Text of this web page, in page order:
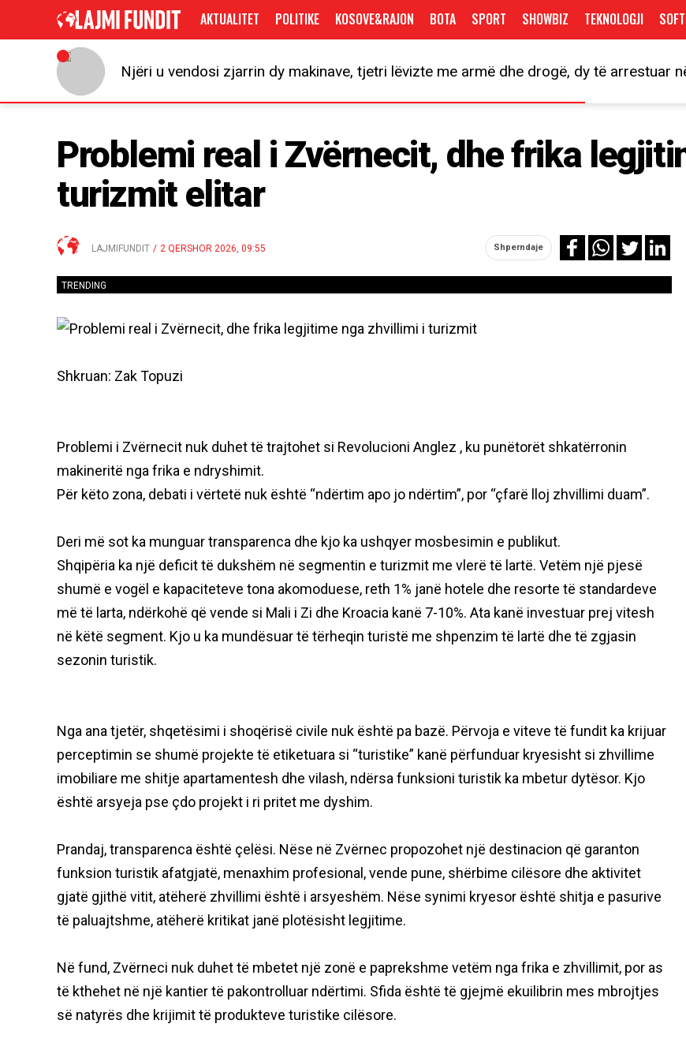
AKTUALITET POLITIKE KOSOVE&RAJON BOTA SPORT SHOWBIZ TEKNOLOGJI SOFT
Njëri u vendosi zjarrin dy makinave, tjetri lëvizte me armë dhe drogë, dy të arrestuar
Problemi real i Zvërnecit, dhe frika
turizmit elitar
LAJMIFUNDIT / 2 QERSHOR 2026, 09:55 Shperndaje
TRENDING
Shkruan: Zak Topuzi
Problemi i Zvërnecit nuk duhet të trajtohet si Revolucioni Anglez , ku punëtorët shkatërronin
makineritë nga frika e ndryshimit.
Për këto zona, debati i vërtetë nuk është “ndërtim apo jo ndërtim”, por “çfarë lloj zhvillimi duam”.
Deri më sot ka munguar transparenca dhe kjo ka ushqyer mosbesimin e publikut.
Shqipëria ka një deficit të dukshëm në segmentin e turizmit me vlerë të lartë. Vetëm një pjesë
shumë e vogël e kapaciteteve tona akomoduese, reth 1% janë hotele dhe resorte të standardeve
më të larta, ndërkohë që vende si Mali i Zi dhe Kroacia kanë 7-10%. Ata kanë investuar prej vitesh
në këtë segment. Kjo u ka mundësuar të tërheqin turistë me shpenzim të lartë dhe të zgjasin
sezonin turistik.
Nga ana tjetër, shqetësimi i shoqërisë civile nuk është pa bazë. Përvoja e viteve të fundit ka krijuar
perceptimin se shumë projekte të etiketuara si “turistike” kanë përfunduar kryesisht si zhvillime
imobiliare me shitje apartamentesh dhe vilash, ndërsa funksioni turistik ka mbetur dytësor. Kjo
është arsyeja pse çdo projekt i ri pritet me dyshim.
Prandaj, transparenca është çelësi. Nëse në Zvërnec propozohet një destinacion që garanton
funksion turistik afatgjatë, menaxhim profesional, vende pune, shërbime cilësore dhe aktivitet
gjatë gjithë vitit, atëherë zhvillimi është i arsyeshëm. Nëse synimi kryesor është shitja e pasurive
të paluajtshme, atëherë kritikat janë plotësisht legjitime.
Në fund, Zvërneci nuk duhet të mbetet një zonë e paprekshme vetëm nga frika e zhvillimit, por as
të kthehet në një kantier të pakontrolluar ndërtimi. Sfida është të gjejmë ekuilibrin mes mbrojtjes
së natyrës dhe krijimit të produkteve turistike cilësore.